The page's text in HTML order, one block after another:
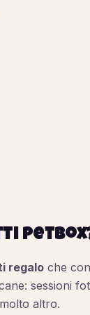
regalo che
sessioni
altro.